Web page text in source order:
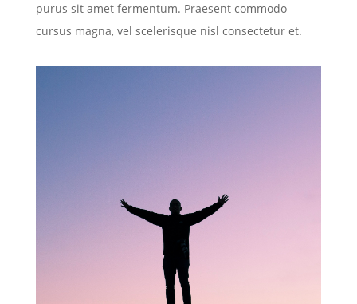
purus sit amet fermentum. Praesent commodo
cursus magna, vel scelerisque nisl consectetur et.